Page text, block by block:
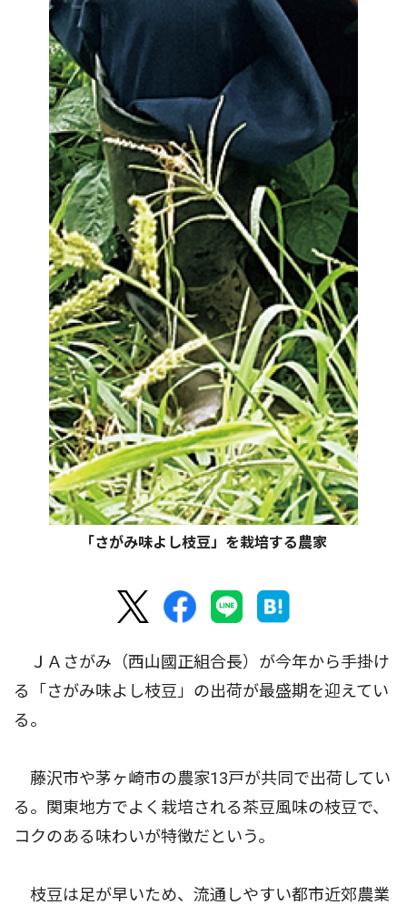
「さがみ味よし枝豆」を栽培する農家
ＪＡさがみ（西山國正組合長）が今年から手掛け
る「さがみ味よし枝豆」の出荷が最盛期を迎えてい
る。
藤沢市や茅ヶ崎市の農家13戸が共同で出荷してい
る。関東地方でよく栽培される茶豆風味の枝豆で、
コクのある味わいが特徴だという。
枝豆は足が早いため、流通しやすい都市近郊農業